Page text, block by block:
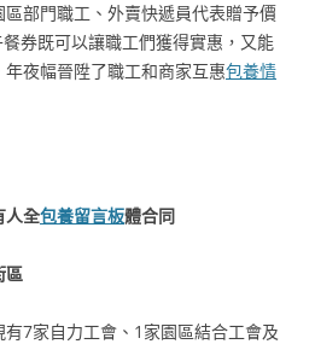
部門職工、外賣快遞員代表贈予價
券既可以讓職工們獲得實惠，又能
夜幅晉陞了職工和商家互惠包養情
人全包養留言板體合同
區
7家自力工會、1家園區結合工會及